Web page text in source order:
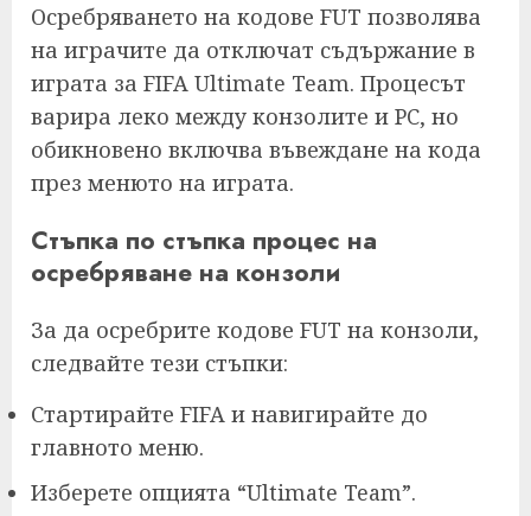
Осребряването на кодове FUT позволява
на играчите да отключат съдържание в
играта за FIFA Ultimate Team. Процесът
варира леко между конзолите и PC, но
обикновено включва въвеждане на кода
през менюто на играта.
Стъпка по стъпка процес на
осребряване на конзоли
За да осребрите кодове FUT на конзоли,
следвайте тези стъпки:
Стартирайте FIFA и навигирайте до
главното меню.
Изберете опцията “Ultimate Team”.